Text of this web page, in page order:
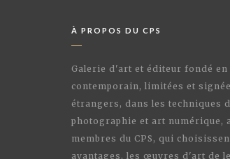
À PROPOS DU CPS
Galerie d'art et éditeur fondé
contemporain, limitées et
étrangers, dans les techniques
photographie et art numérique,
membres du CPS, qui
avantages, les œuvres d'art de